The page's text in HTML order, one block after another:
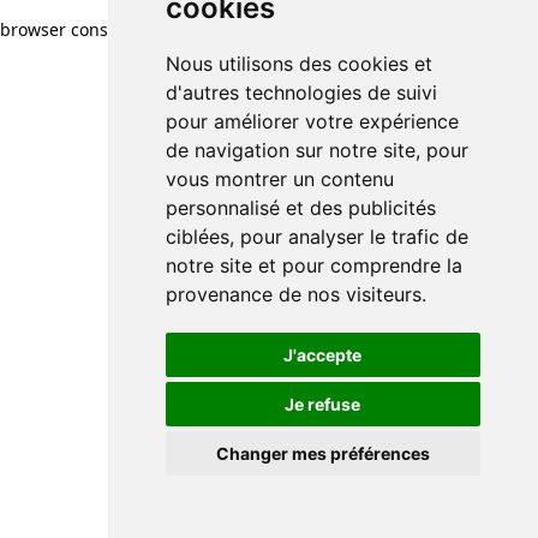
cookies
Nous utilisons des cookies et
d'autres technologies de suivi
pour améliorer votre expérience
de navigation sur notre site, pour
vous montrer un contenu
personnalisé et des publicités
ciblées, pour analyser le trafic de
notre site et pour comprendre la
provenance de nos visiteurs.
J'accepte
Je refuse
Changer mes préférences
browser console for more information)